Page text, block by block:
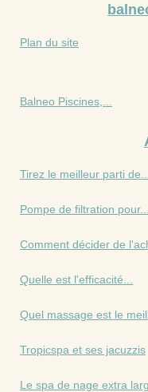
Plan du site
Balneo Piscines,...
Tirez le meilleur parti de...
Pompe de filtration pour...
Comment décider de
Quelle est l'efficacité...
Quel massage est le
Tropicspa et ses jacuzzis
Le spa de nage extra